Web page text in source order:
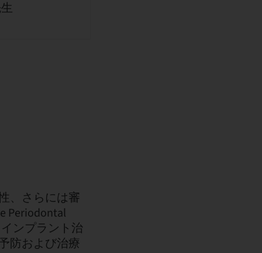
、さらには審
Periodontal
ンプラント治
防および治療